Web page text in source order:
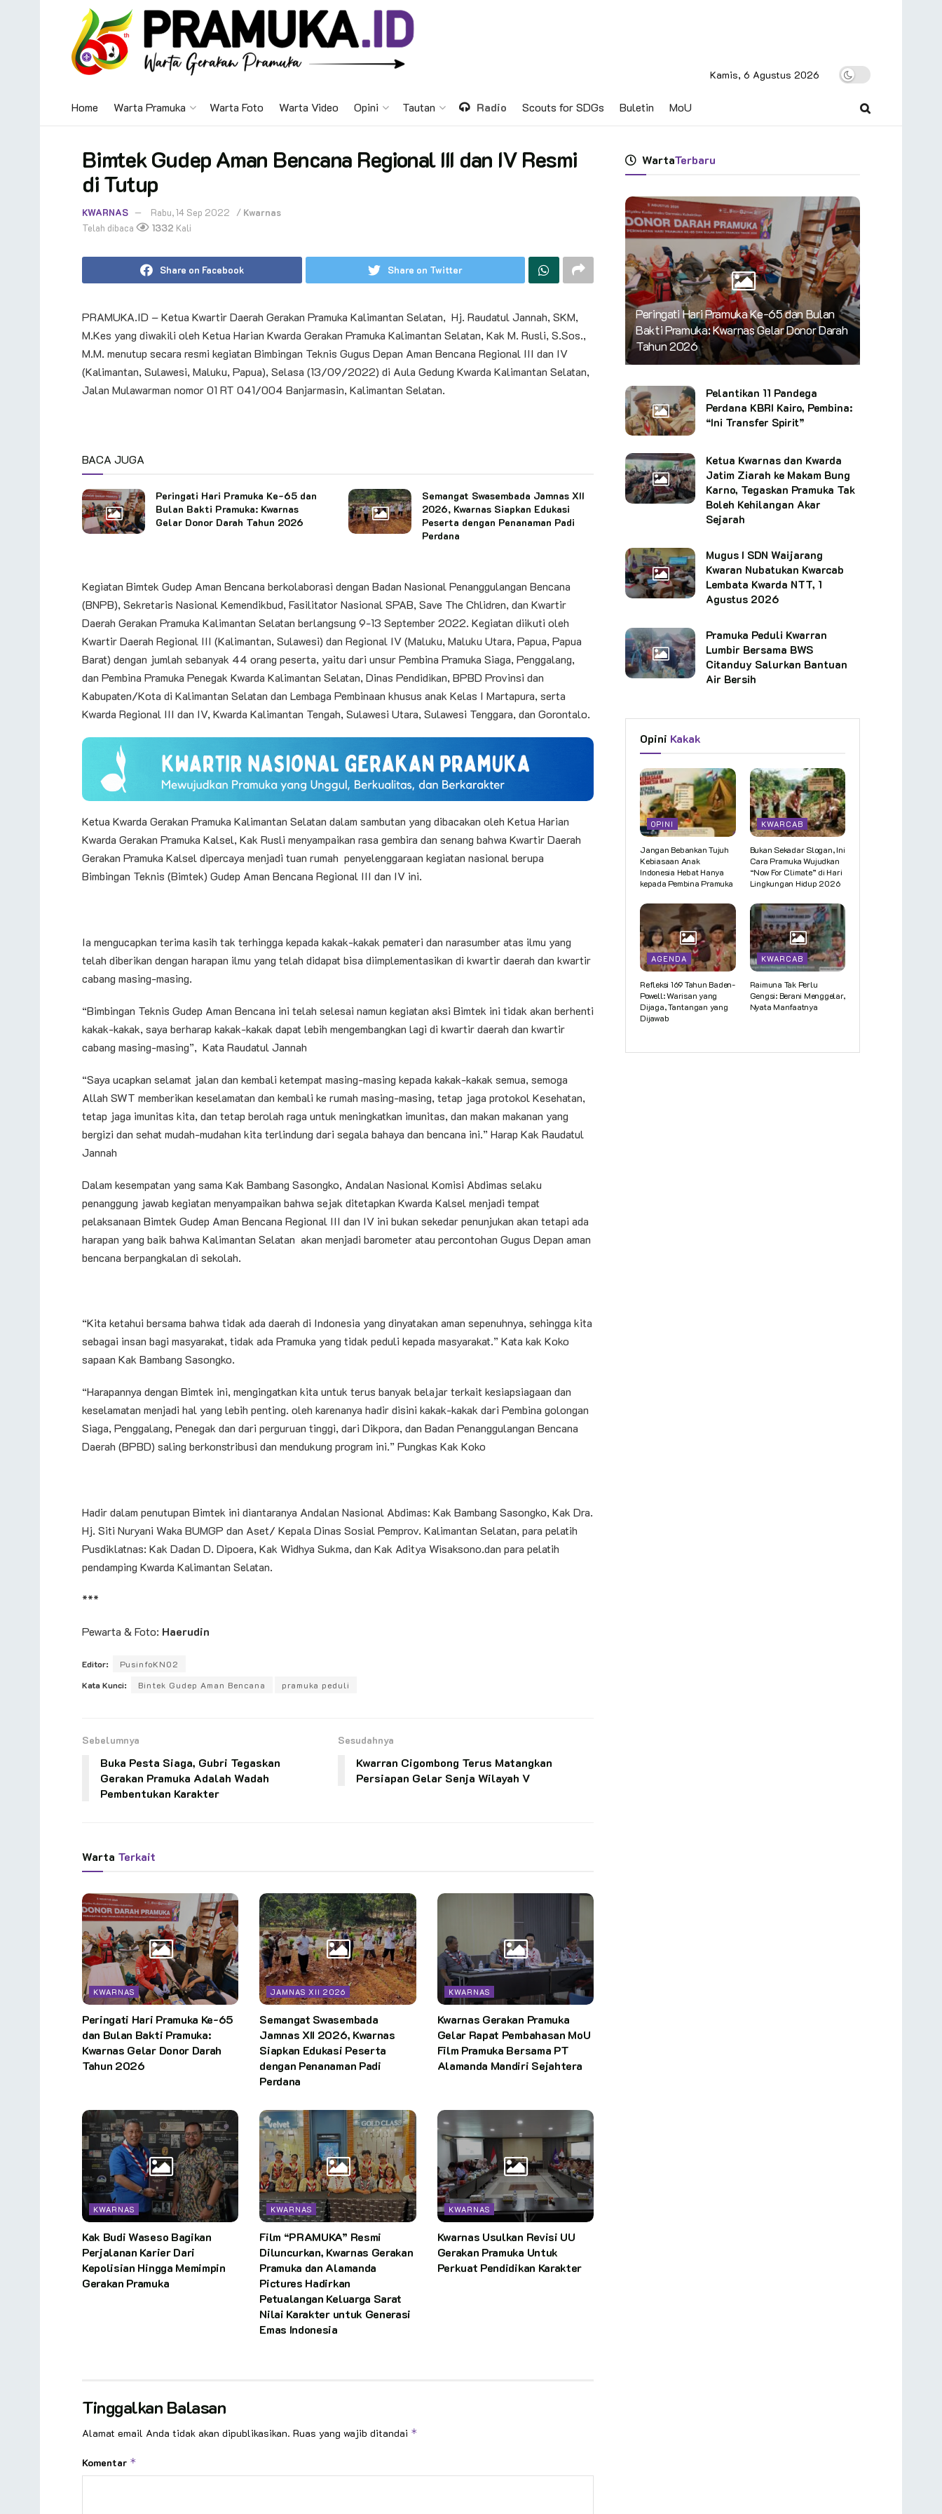
Kamis, 6 Agustus 2026
Home Warta Pramuka Warta Foto Warta Video Opini Tautan Radio Scouts for SDGs Buletin MoU
Bimtek Gudep Aman Bencana Regional III dan IV Resmi
di Tutup
KWARNAS Rabu, 14 Sep 2022 / Kwarnas
Telah dibaca
1332 Kali
Share on Facebook Share on Twitter
PRAMUKA.ID – Ketua Kwartir Daerah Gerakan Pramuka Kalimantan Selatan, Hj. Raudatul Jannah, SKM,
M.Kes yang diwakili oleh Ketua Harian Kwarda Gerakan Pramuka Kalimantan Selatan, KakM. Rusli, S.Sos.,
M.M. menutup secara resmi kegiatan Bimbingan Teknis Gugus Depan Aman Bencana Regional III dan IV
(Kalimantan, Sulawesi, Maluku, Papua), Selasa (13/09/2022) di Aula Gedung Kwarda Kalimantan Selatan,
Jalan Mulawarman nomor 01 RT 041/004 Banjarmasin, Kalimantan Selatan.
BACA JUGA
Peringati Hari Pramuka Ke-65 dan
Bulan Bakti Pramuka: Kwarnas
Gelar Donor Darah Tahun 2026
Semangat Swasembada Jamnas XII
2026, Kwarnas Siapkan Edukasi
Peserta dengan Penanaman Padi
Perdana
Kegiatan Bimtek Gudep Aman Bencana berkolaborasi dengan Badan Nasional Penanggulangan Bencana
(BNPB), Sekretaris Nasional Kemendikbud, Fasilitator Nasional SPAB, Save The Chlidren, dan Kwartir
Daerah Gerakan Pramuka Kalimantan Selatan berlangsung 9-13 September 2022. Kegiatan diikuti oleh
Kwartir Daerah Regional III (Kalimantan, Sulawesi) dan Regional IV (Maluku, Maluku Utara, Papua, Papua
Barat) dengan jumlah sebanyak 44 orang peserta, yaitu dari unsur Pembina Pramuka Siaga, Penggalang,
dan Pembina Pramuka Penegak Kwarda Kalimantan Selatan, Dinas Pendidikan, BPBD Provinsi dan
Kabupaten/Kota di Kalimantan Selatan dan Lembaga Pembinaan khusus anak Kelas I Martapura, serta
Kwarda Regional III dan IV, Kwarda Kalimantan Tengah, Sulawesi Utara, Sulawesi Tenggara, dan Gorontalo.
Ketua Kwarda Gerakan Pramuka Kalimantan Selatan dalam sambutan yang dibacakan oleh Ketua Harian
Kwarda Gerakan Pramuka Kalsel, Kak Rusli menyampaikan rasa gembira dan senang bahwa Kwartir Daerah
Gerakan Pramuka Kalsel dipercaya menjadi tuan rumah penyelenggaraan kegiatan nasional berupa
Bimbingan Teknis (Bimtek) Gudep Aman Bencana Regional III dan IV ini.
Ia mengucapkan terima kasih tak terhingga kepada kakak-kakak pemateri dan narasumber atas ilmu yang
telah diberikan dengan harapan ilmu yang telah didapat bisa diimplementasikan di kwartir daerah dan kwartir
cabang masing-masing.
“Bimbingan Teknis Gudep Aman Bencana ini telah selesai namun kegiatan aksi Bimtek ini tidak akan berhenti
kakak-kakak, saya berharap kakak-kakak dapat lebih mengembangkan lagi di kwartir daerah dan kwartir
cabang masing-masing”, Kata Raudatul Jannah
“Saya ucapkan selamat jalan dan kembali ketempat masing-masing kepada kakak-kakak semua, semoga
Allah SWT memberikan keselamatan dan kembali ke rumah masing-masing, tetap jaga protokol Kesehatan,
tetap jaga imunitas kita, dan tetap berolah raga untuk meningkatkan imunitas, dan makan makanan yang
bergizi dan sehat mudah-mudahan kita terlindung dari segala bahaya dan bencana ini.” Harap Kak Raudatul
Jannah
Dalam kesempatan yang sama Kak Bambang Sasongko, Andalan Nasional Komisi Abdimas selaku
penanggung jawab kegiatan menyampaikan bahwa sejak ditetapkan Kwarda Kalsel menjadi tempat
pelaksanaan Bimtek Gudep Aman Bencana Regional III dan IV ini bukan sekedar penunjukan akan tetapi ada
harapan yang baik bahwa Kalimantan Selatan akan menjadi barometer atau percontohan Gugus Depan aman
bencana berpangkalan di sekolah.
“Kita ketahui bersama bahwa tidak ada daerah di Indonesia yang dinyatakan aman sepenuhnya, sehingga kita
sebagai insan bagi masyarakat, tidak ada Pramuka yang tidak peduli kepada masyarakat.” Kata kak Koko
sapaan Kak Bambang Sasongko.
“Harapannya dengan Bimtek ini, mengingatkan kita untuk terus banyak belajar terkait kesiapsiagaan dan
keselamatan menjadi hal yang lebih penting. oleh karenanya hadir disini kakak-kakak dari Pembina golongan
Siaga, Penggalang, Penegak dan dari perguruan tinggi, dari Dikpora, dan Badan Penanggulangan Bencana
Daerah (BPBD) saling berkonstribusi dan mendukung program ini.” Pungkas Kak Koko
Hadir dalam penutupan Bimtek ini diantaranya Andalan Nasional Abdimas: Kak Bambang Sasongko, Kak Dra.
Hj. Siti Nuryani Waka BUMGP dan Aset/ Kepala Dinas Sosial Pemprov. Kalimantan Selatan, para pelatih
Pusdiklatnas: Kak Dadan D. Dipoera, Kak Widhya Sukma, dan Kak Aditya Wisaksono.dan para pelatih
pendamping Kwarda Kalimantan Selatan.
***
Pewarta & Foto: Haerudin
Editor:
PusinfoKN02
Kata Kunci:
Bintek Gudep Aman Bencana pramuka peduli
Sebelumnya
Buka Pesta Siaga, Gubri Tegaskan
Gerakan Pramuka Adalah Wadah
Pembentukan Karakter
Sesudahnya
Kwarran Cigombong Terus Matangkan
Persiapan Gelar Senja Wilayah V
Warta Terkait
KWARNAS
Peringati Hari Pramuka Ke-65
dan Bulan Bakti Pramuka:
Kwarnas Gelar Donor Darah
Tahun 2026
JAMNAS XII 2026
Semangat Swasembada
Jamnas XII 2026, Kwarnas
Siapkan Edukasi Peserta
dengan Penanaman Padi
Perdana
KWARNAS
Kwarnas Gerakan Pramuka
Gelar Rapat Pembahasan MoU
Film Pramuka Bersama PT
Alamanda Mandiri Sejahtera
KWARNAS
Kak Budi Waseso Bagikan
Perjalanan Karier Dari
Kepolisian Hingga Memimpin
Gerakan Pramuka
KWARNAS
Film “PRAMUKA” Resmi
Diluncurkan, Kwarnas Gerakan
Pramuka dan Alamanda
Pictures Hadirkan
Petualangan Keluarga Sarat
Nilai Karakter untuk Generasi
Emas Indonesia
KWARNAS
Kwarnas Usulkan Revisi UU
Gerakan Pramuka Untuk
Perkuat Pendidikan Karakter
Tinggalkan Balasan
Alamat email Anda tidak akan dipublikasikan. Ruas yang wajib ditandai *
Komentar *
WartaTerbaru
Peringati Hari Pramuka Ke-65 dan Bulan
Bakti Pramuka: Kwarnas Gelar Donor Darah
Tahun 2026
Pelantikan 11 Pandega
Perdana KBRI Kairo, Pembina:
“Ini Transfer Spirit”
Ketua Kwarnas dan Kwarda
Jatim Ziarah ke Makam Bung
Karno, Tegaskan Pramuka Tak
Boleh Kehilangan Akar
Sejarah
Mugus I SDN Waijarang
Kwaran Nubatukan Kwarcab
Lembata Kwarda NTT, 1
Agustus 2026
Pramuka Peduli Kwarran
Lumbir Bersama BWS
Citanduy Salurkan Bantuan
Air Bersih
Opini Kakak
OPINI
Jangan Bebankan Tujuh
Kebiasaan Anak
Indonesia Hebat Hanya
kepada Pembina Pramuka
KWARCAB
Bukan Sekadar Slogan, Ini
Cara Pramuka Wujudkan
“Now For Climate” di Hari
Lingkungan Hidup 2026
AGENDA
Refleksi 169 Tahun Baden-
Powell: Warisan yang
Dijaga, Tantangan yang
Dijawab
KWARCAB
Raimuna Tak Perlu
Gengsi: Berani Menggelar,
Nyata Manfaatnya